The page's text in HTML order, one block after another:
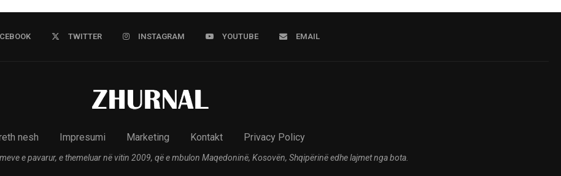
TWITTER INSTAGRAM YOUTUBE EMAIL
nesh Impresumi Marketing Kontakt Privacy Policy
e pavarur, e themeluar në vitin 2009, që e mbulon Maqedoninë, Kosovën, Shqipërinë edhe lajmet nga bota.